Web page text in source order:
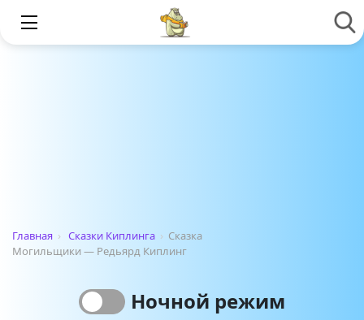
Главная › Сказки Киплинга › Сказка
Могильщики — Редьярд Киплинг
Ночной режим